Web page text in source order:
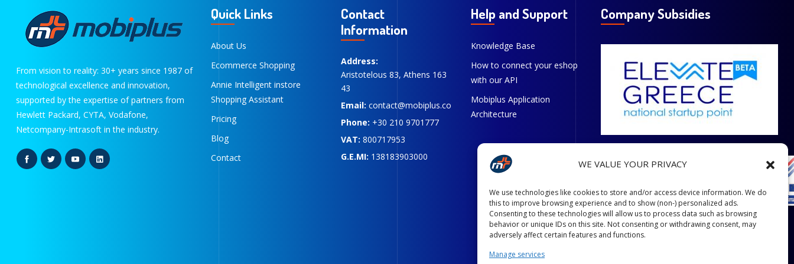
WE VALUE YOUR PRIVACY
We use technologies like cookies to store and/or access device information. We do
this to improve browsing experience and to show (non-) personalized ads.
Consenting to these technologies will allow us to process data such as browsing
behavior or unique IDs on this site. Not consenting or withdrawing consent, may
adversely affect certain features and functions.
Manage services
From vision to reality: 30+ years since 1987 of
technological excellence and innovation,
supported by the expertise of partners from
Hewlett Packard, CYTA, Vodafone,
Netcompany-Intrasoft in the industry.
Quick Links
About Us
Ecommerce Shopping
Annie Intelligent instore
Shopping Assistant
Pricing
Blog
Contact
Contact
Information
Address:
Aristotelous 83, Athens 163
43
Email: contact@mobiplus.co
Phone: +30 210 9701777
VAT: 800717953
G.E.MI: 138183903000
Help and Support
Knowledge Base
How to connect your eshop
with our API
Mobiplus Application
Architecture
Company Subsidies